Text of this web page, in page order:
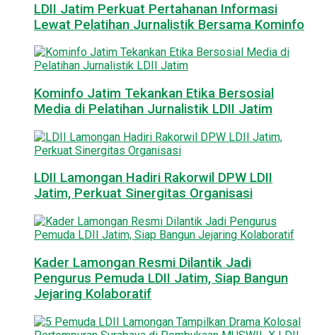
LDII Jatim Perkuat Pertahanan Informasi
Lewat Pelatihan Jurnalistik Bersama Kominfo
Kominfo Jatim Tekankan Etika Bersosial
Media di Pelatihan Jurnalistik LDII Jatim
LDII Lamongan Hadiri Rakorwil DPW LDII
Jatim, Perkuat Sinergitas Organisasi
Kader Lamongan Resmi Dilantik Jadi
Pengurus Pemuda LDII Jatim, Siap Bangun
Jejaring Kolaboratif